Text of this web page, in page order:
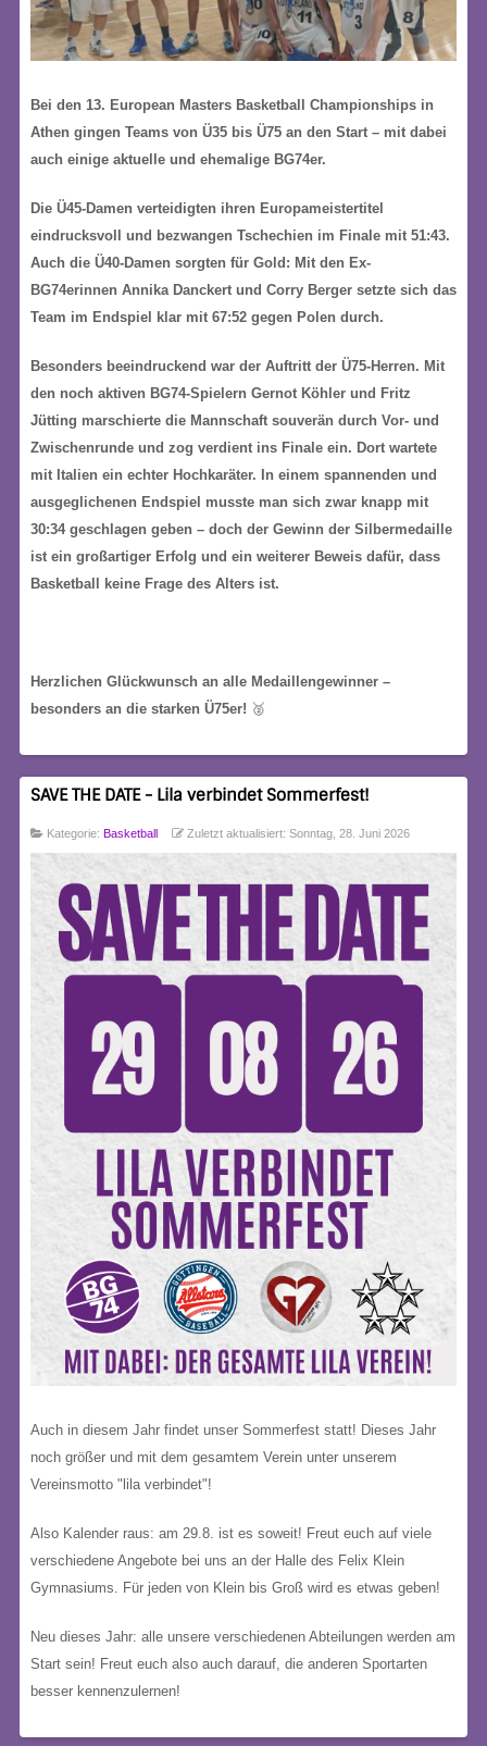
Bei den 13. European Masters Basketball Championships in
Athen gingen Teams von Ü35 bis Ü75 an den Start – mit dabei
auch einige aktuelle und ehemalige BG74er.
Die Ü45-Damen verteidigten ihren Europameistertitel
eindrucksvoll und bezwangen Tschechien im Finale mit 51:43.
Auch die Ü40-Damen sorgten für Gold: Mit den Ex-
BG74erinnen Annika Danckert und Corry Berger setzte sich das
Team im Endspiel klar mit 67:52 gegen Polen durch.
Besonders beeindruckend war der Auftritt der Ü75-Herren. Mit
den noch aktiven BG74-Spielern Gernot Köhler und Fritz
Jütting marschierte die Mannschaft souverän durch Vor- und
Zwischenrunde und zog verdient ins Finale ein. Dort wartete
mit Italien ein echter Hochkaräter. In einem spannenden und
ausgeglichenen Endspiel musste man sich zwar knapp mit
30:34 geschlagen geben – doch der Gewinn der Silbermedaille
ist ein großartiger Erfolg und ein weiterer Beweis dafür, dass
Basketball keine Frage des Alters ist.
Herzlichen Glückwunsch an alle Medaillengewinner –
besonders an die starken Ü75er! 🥈
SAVE THE DATE - Lila verbindet Sommerfest!
Kategorie: Basketball Zuletzt aktualisiert: Sonntag, 28. Juni 2026
Auch in diesem Jahr findet unser Sommerfest statt! Dieses Jahr
noch größer und mit dem gesamtem Verein unter unserem
Vereinsmotto "lila verbindet"!
Also Kalender raus: am 29.8. ist es soweit! Freut euch auf viele
verschiedene Angebote bei uns an der Halle des Felix Klein
Gymnasiums. Für jeden von Klein bis Groß wird es etwas geben!
Neu dieses Jahr: alle unsere verschiedenen Abteilungen werden am
Start sein! Freut euch also auch darauf, die anderen Sportarten
besser kennenzulernen!